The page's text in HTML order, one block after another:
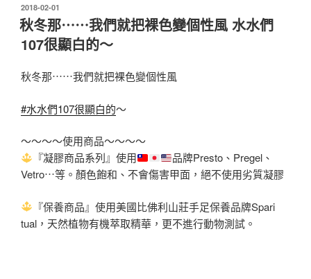
發
佈
於
2018-02-01
秋冬那⋯⋯我們就把裸色變個性風 水水們
107很顯白的～
秋冬那⋯⋯我們就把裸色變個性風
#水水們107很顯白的～
～～～～使用商品～～～～
『凝膠商品系列』使用
品牌Presto、Pregel、
Vetro⋯等。顏色飽和、不會傷害甲面，絕不使用劣質凝膠
『保養商品』使用美國比佛利山莊手足保養品牌Spari
tual，天然植物有機萃取精華，更不進行動物測試。